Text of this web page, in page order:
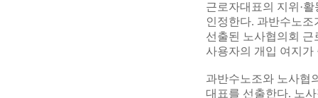
근로자대표의 지위·
인정한다. 과반수노조
선출된 노사협의회 근
사용자의 개입 여지
과반수노조와 노사협
대표를 선출한다. 노